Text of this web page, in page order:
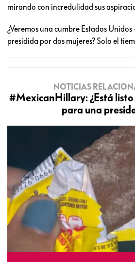
mirando con incredulidad sus
¿Veremos una cumbre Estados
presidida por dos mujeres? Solo el
NOTICIAS
#MexicanHillary: ¿Está
para una